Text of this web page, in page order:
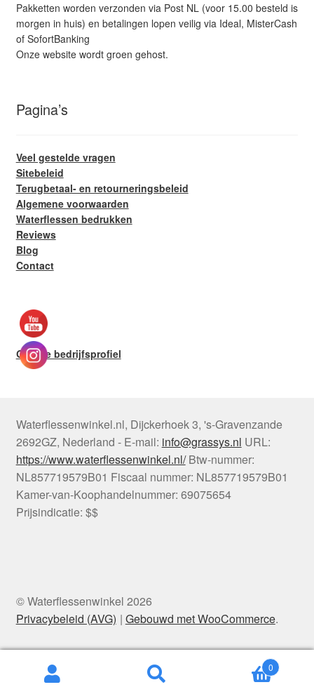
Pakketten worden verzonden via Post NL (voor 15.00 besteld is
morgen in huis) en betalingen lopen veilig via Ideal, MisterCash
of SofortBanking
Onze website wordt groen gehost.
Pagina’s
Veel gestelde vragen
Sitebeleid
Terugbetaal- en retourneringsbeleid
Algemene voorwaarden
Waterflessen bedrukken
Reviews
Blog
Contact
Google bedrijfsprofiel
Waterflessenwinkel.nl, Dijckerhoek 3, 's-Gravenzande
2692GZ, Nederland - E-mail: info@grassys.nl URL:
https://www.waterflessenwinkel.nl/ Btw-nummer:
NL857719579B01 Fiscaal nummer: NL857719579B01
Kamer-van-Koophandelnummer: 69075654
Prijsindicatie: $$
© Waterflessenwinkel 2026
Privacybeleid (AVG)
Gebouwd met WooCommerce.
Zoeken
0